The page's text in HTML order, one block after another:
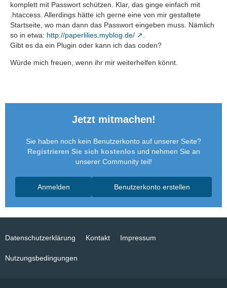
komplett mit Passwort schützen. Klar, das ginge einfach mit
.htaccess. Allerdings hätte ich gerne eine von mir gestaltete
Startseite, wo man dann das Passwort eingeben muss. Nämlich
so in etwa: http://paperlilies.myblog.de/
.
Gibt es da ein Plugin oder kann ich das coden?
Würde mich freuen, wenn ihr mir weiterhelfen könnt.
Jetzt mitmachen!
Sie haben noch kein Benutzerkonto auf unserer Seite?
Registrieren Sie sich kostenlos und nehmen Sie an
unserer Community teil!
Benutzerkonto erstellen
Anmelden
Datenschutzerklärung Kontakt Impressum
Nutzungsbedingungen